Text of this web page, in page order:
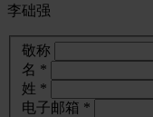
李础强
敬称
名 *
姓 *
电子邮箱 *